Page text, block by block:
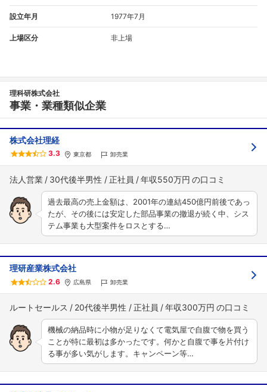
設立年月 1977年7月
上場区分 非上場
理科研株式会社
事業・業種類似企業
株式会社理経
3.3 東京都 卸売業
法人営業 30代後半男性 正社員 年収550万円
過去最高の売上金額は、2001年の連結450億円前後であっ
たが、その後には安定した部品事業の撤退が続く中、シス
テム事業も大型案件をロスとする…
理研産業株式会社
2.6 広島県 卸売業
ルートセールス 20代後半男性 正社員 年収300万円
機械の納品時に小物が足りなくて電気屋で自腹で物を買う
ことが特に最初は多かったです。何かと自腹で事を片付け
る事が多い気がします。キャンペーン等…